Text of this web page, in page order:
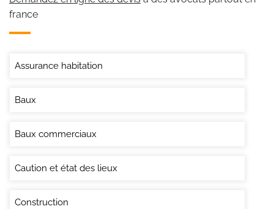
france
Assurance habitation
Baux
Baux commerciaux
Caution et état des lieux
Construction